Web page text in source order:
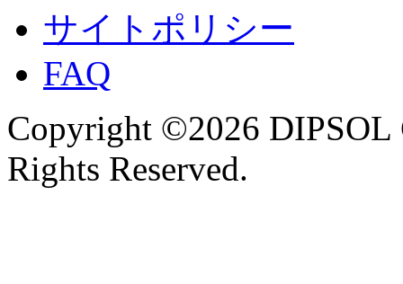
サイトポリシー
FAQ
Copyright ©2026
Rights Reserved.